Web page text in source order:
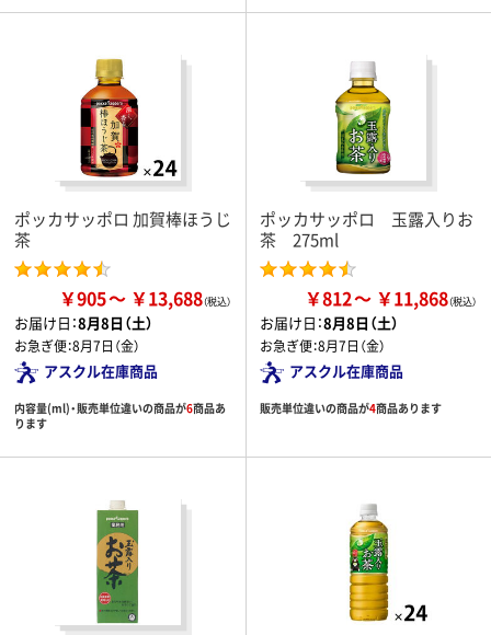
ポッカサッポロ 加賀棒ほうじ
茶
￥905 ￥13,688
お届け日：8月8日（土）
お急ぎ便：8月7日（金）
アスクル在庫商品
内容量(ml)・販売単位違いの商品が6商品あ
ります
ポッカサッポロ 玉露入りお
茶 275ml
￥812 ￥11,868
お届け日：8月8日（土）
お急ぎ便：8月7日（金）
アスクル在庫商品
販売単位違いの商品が4商品あります